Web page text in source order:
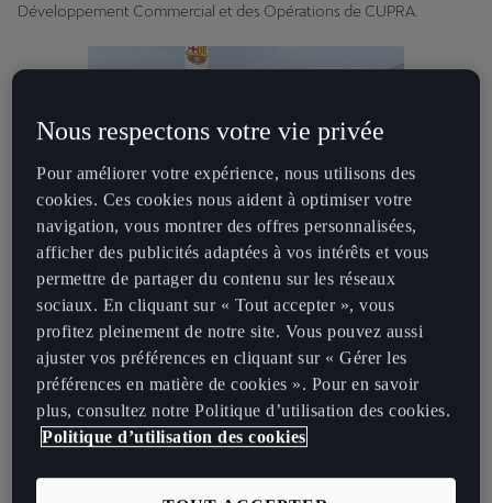
Développement Commercial et des Opérations de CUPRA.
Le milieu de terrain bosniaque Miralem Pjanić et le défenseur
français Clément Lenglet, les jeunes joueurs Óscar Mingueza et
Ronald Araújo, ainsi que les nouvelles recrues Pedri, Francisco
Trincão et Sergiño Dest sont quelques-uns des joueurs qui roulent
d'ores et déjà en CUPRA. Les athlètes ont récemment eu l'occasion
de participer à un évènement organisé par la marque au centre
d'entraînement du club, à l'occasion duquel ils ont pu personnaliser
leur voiture idéale grâce au configurateur. CUPRA a présenté sa
premier modèle spécialement conçu et développé pour la marque,
Nous respectons votre vie privée
Pour améliorer votre expérience, nous utilisons des
cookies. Ces cookies nous aident à optimiser votre
navigation, vous montrer des offres personnalisées,
afficher des publicités adaptées à vos intérêts et vous
permettre de partager du contenu sur les réseaux
sociaux. En cliquant sur « Tout accepter », vous
profitez pleinement de notre site. Vous pouvez aussi
ajuster vos préférences en cliquant sur « Gérer les
préférences en matière de cookies ». Pour en savoir
plus, consultez notre Politique d’utilisation des cookies.
Politique d’utilisation des cookies